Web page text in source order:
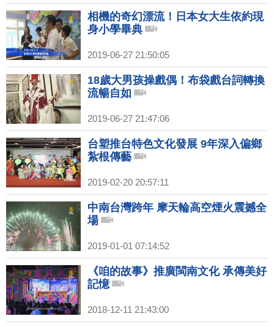
相機的奇幻漂流！日本女大生依約現
身小學畢典
2019-06-27 21:50:05
18歲大男孩操戲偶！布袋戲台詞轉換
流暢自如
2019-06-27 21:47:06
台塑推台特色文化發展 9年深入偏鄉
紮根傳藝
2019-02-20 20:57:11
中南台灣跨年 摩天輪高空煙火震撼全
場
2019-01-01 07:14:52
《咱的故事》推廣閩南文化 承傳美好
記憶
2018-12-11 21:43:00